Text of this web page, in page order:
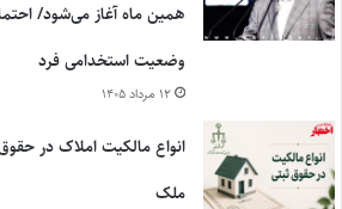
همین ماه آغاز می‌شود/
وضعیت استخدامی فرد
۱۲ مرداد ۱۴۰۵
ملک